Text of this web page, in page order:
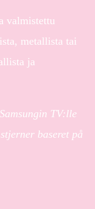
valmistettu
metallista tai
ja
TV:lle
stjerner baseret på